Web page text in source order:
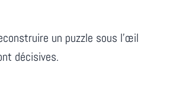
un puzzle sous l’œil
décisives.